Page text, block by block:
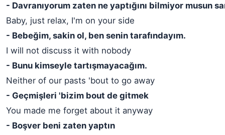
- Davranıyorum zaten ne yaptığını bilmiyor musun
Baby, just relax, I'm on your side
- Bebeğim, sakin ol, ben senin tarafındayım.
I will not discuss it with nobody
- Bunu kimseyle tartışmayacağım.
Neither of our pasts 'bout to go away
- Geçmişleri 'bizim bout de gitmek
You made me forget about it anyway
- Boşver beni zaten yaptın